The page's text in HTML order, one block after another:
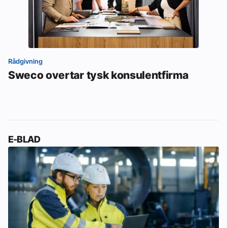
Rådgivning
Sweco overtar tysk konsulentfirma
E-BLAD